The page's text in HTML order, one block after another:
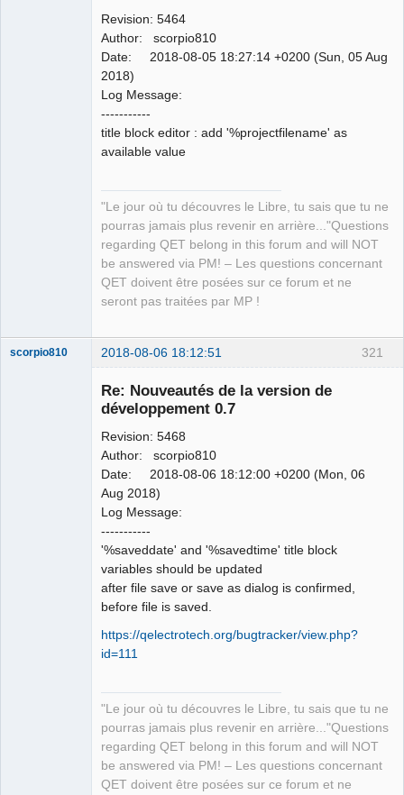
Revision: 5464
Author: scorpio810
Date: 2018-08-05 18:27:14 +0200 (Sun, 05 Aug
2018)
Log Message:
-----------
title block editor : add '%projectfilename' as
available value
"Le jour où tu découvres le Libre, tu sais que tu ne
pourras jamais plus revenir en arrière..."Questions
regarding QET belong in this forum and will NOT
be answered via PM! – Les questions concernant
QET doivent être posées sur ce forum et ne
seront pas traitées par MP !
321
scorpio810 2018-08-06 18:12:51
Re: Nouveautés de la version de
développement 0.7
Revision: 5468
Author: scorpio810
Date: 2018-08-06 18:12:00 +0200 (Mon, 06
Aug 2018)
Log Message:
-----------
'%saveddate' and '%savedtime' title block
variables should be updated
after file save or save as dialog is confirmed,
before file is saved.
https://qelectrotech.org/bugtracker/view.php?
id=111
"Le jour où tu découvres le Libre, tu sais que tu ne
pourras jamais plus revenir en arrière..."Questions
regarding QET belong in this forum and will NOT
be answered via PM! – Les questions concernant
QET doivent être posées sur ce forum et ne